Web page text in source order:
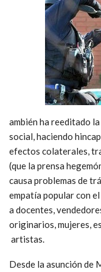
ambién ha reeditado
social, haciendo
efectos colaterales,
(que la prensa
causa problemas de
empatía popular con
a docentes,
originarios, mujeres,
artistas.
Desde la asunción de